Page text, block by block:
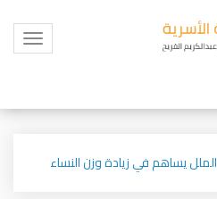
Toggle
الملل يساهم في زيادة وزن النساء